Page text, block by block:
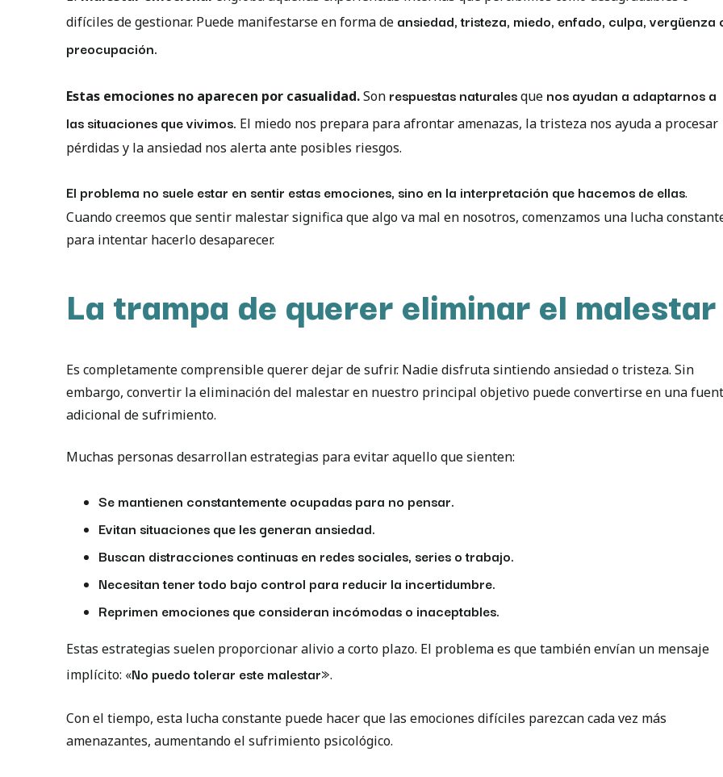
difíciles de gestionar. Puede manifestarse en forma de ansiedad, tristeza, miedo, enfado, culpa, vergüenza
preocupación.
Estas emociones no aparecen por casualidad.Son respuestas naturalesque nos ayudan a adaptarnos a
las situaciones que vivimos. El miedo nos prepara para afrontar amenazas, la tristeza nos ayuda a procesar
pérdidas y la ansiedad nos alerta ante posibles riesgos.
El problema no suele estar en sentir estas emociones, sino en la interpretación que hacemos de ellas.
Cuando creemos que sentir malestar significa que algo va mal en nosotros, comenzamos una lucha
para intentar hacerlo desaparecer.
La trampa de querer eliminar el malestar
Es completamente comprensible querer dejar de sufrir. Nadie disfruta sintiendo ansiedad o tristeza. Sin
embargo, convertir la eliminación del malestar en nuestro principal objetivo puede convertirse en una
adicional de sufrimiento.
Muchas personas desarrollan estrategias para evitar aquello que sienten:
Se mantienen constantemente ocupadas para no pensar.
Evitan situaciones que les generan ansiedad.
Buscan distracciones continuas en redes sociales, series o trabajo.
Necesitan tener todo bajo control para reducir la incertidumbre.
Reprimen emociones que consideran incómodas o inaceptables.
Estas estrategias suelen proporcionar alivio a corto plazo. El problema es que también envían un mensaje
implícito: «No puedo tolerar este malestar».
Con el tiempo, esta lucha constante puede hacer que las emociones difíciles parezcan cada vez más
amenazantes, aumentando el sufrimiento psicológico.